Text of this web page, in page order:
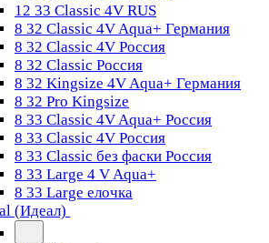
12 33 Classic 4V RUS
8 32 Classic 4V Aqua+ Германия
8 32 Classic 4V Россия
8 32 Classic Россия
8 32 Kingsize 4V Aqua+ Германия
8 32 Pro Kingsize
8 33 Classic 4V Aqua+ Россия
8 33 Classic 4V Россия
8 33 Classic без фаски Россия
8 33 Large 4 V Aqua+
8 33 Large елочка
(Идеал)